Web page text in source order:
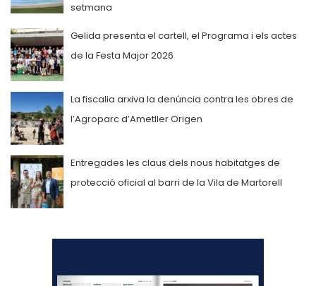
setmana
Gelida presenta el cartell, el Programa i els actes
de la Festa Major 2026
La fiscalia arxiva la denúncia contra les obres de
l’Agroparc d’Ametller Origen
Entregades les claus dels nous habitatges de
protecció oficial al barri de la Vila de Martorell